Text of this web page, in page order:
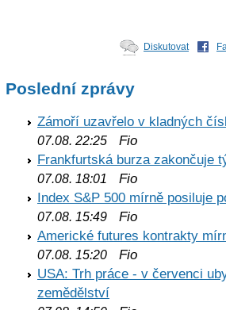
Diskutovat
Poslední zprávy
Zámoří uzavřelo v kladných
07.08. 22:25 Fio
Frankfurtská burza zakončuje
07.08. 18:01
Fio
Index S&P 500 mírně posiluje
07.08. 15:49 Fio
Americké futures kontrakty
07.08. 15:20 Fio
USA: Trh práce - v červenci
zemědělství